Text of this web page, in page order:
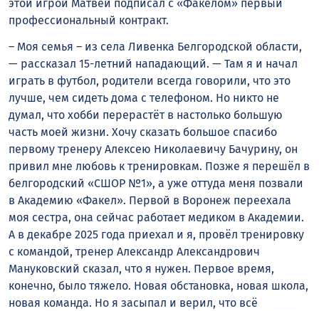
этой игрой Матвей подписал с «Факелом» первый
профессиональный контракт.
– Моя семья – из села Ливенка Белгородской области,
— рассказал 15-летний нападающий. — Там я и начал
играть в футбол, родители всегда говорили, что это
лучше, чем сидеть дома с телефоном. Но никто не
думал, что хобби перерастёт в настолько большую
часть моей жизни. Хочу сказать большое спасибо
первому тренеру Алексею Николаевичу Бачурину, он
привил мне любовь к тренировкам. Позже я перешёл в
белгородский «СШОР №1», а уже оттуда меня позвали
в Академию «Факел». Первой в Воронеж переехала
моя сестра, она сейчас работает медиком в Академии.
А в декабре 2025 года приехал и я, провёл тренировку
с командой, тренер Александр Александрович
Мануковский сказал, что я нужен. Первое время,
конечно, было тяжело. Новая обстановка, новая школа,
новая команда. Но я засыпал и верил, что всё